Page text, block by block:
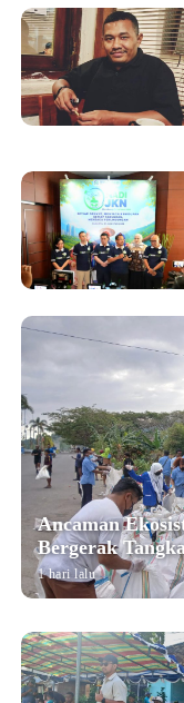
Ancaman
Bergerak
1 hari lalu